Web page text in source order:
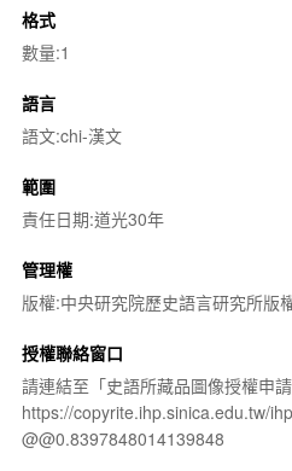
格式
數量:1
語言
語文:chi-漢文
範圍
責任日期:道光30年
管理權
版權:中央研究院歷史語言研究所版
授權聯絡窗口
請連結至「史語所藏品圖像授權申
https://copyrite.ihp.sinica.edu.tw/
@@0.8397848014139848